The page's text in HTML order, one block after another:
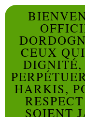
CEUX
DIGNITÉ,
HARKIS,
SOIENT